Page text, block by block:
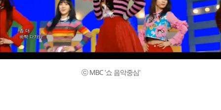
ⓒ MBC '쇼 음악중심'